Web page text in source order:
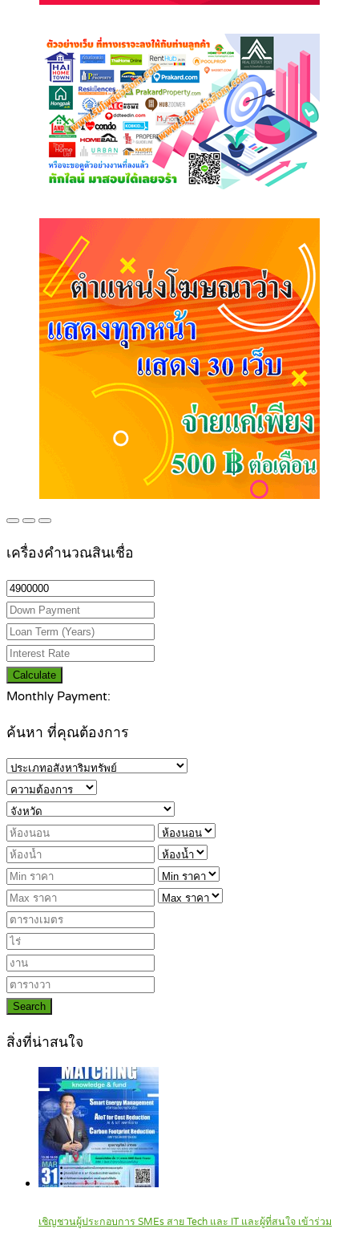
เครื่องคำนวณสินเชื่อ
Calculate
Monthly Payment:
ค้นหา ที่คุณต้องการ
Search
สิ่งที่น่าสนใจ
เชิญชวนผู้ประกอบการ SMEs สาย Tech และ IT และผู้ที่สนใจ เข้าร่วม